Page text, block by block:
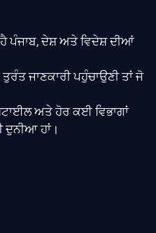
ਪੰਜਾਬ, ਦੇਸ਼ ਅਤੇ ਵਿਦੇਸ਼ ਦੀਆਂ
ਜਾਣਕਾਰੀ ਪਹੁੰਚਾਉਣੀ ਤਾਂ ਜੋ
ਅਤੇ ਹੋਰ ਕਈ ਵਿਭਾਗਾਂ
ਦੁਨੀਆ ਹਾਂ।